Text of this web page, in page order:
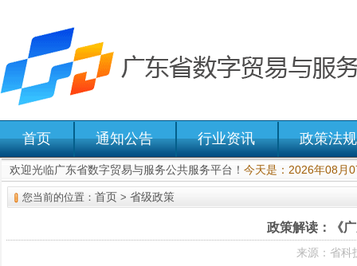
首页 通知公告 行业资讯 政策法规
欢迎光临广东省数字贸易与服务公共服务平台！ 今天是：2026年08月
您当前的位置： 首页 > 省级政策
政策解读：《
来源：省科